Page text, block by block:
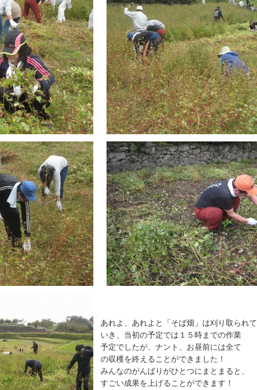
あれよ、あれよと「そば畑」は刈り取られて
いき、当初の予定では１５時までの作業
予定でしたが、ナント、お昼前には全て
の収穫を終えることができました！
みんなのがんばりがひとつにまとまると、
すごい成果を上げることができます！